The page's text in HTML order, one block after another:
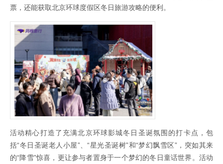
票，还能获取北京环球度假区冬日旅游攻略的便利。
活动精心打造了充满北京环球影城冬日圣诞氛围的打卡点，包
括“冬日圣诞老人小屋”、“星光圣诞树”和“梦幻飘雪区”，突如其来
的“降雪”惊喜，更让参与者置身于一个梦幻的冬日童话世界。活动